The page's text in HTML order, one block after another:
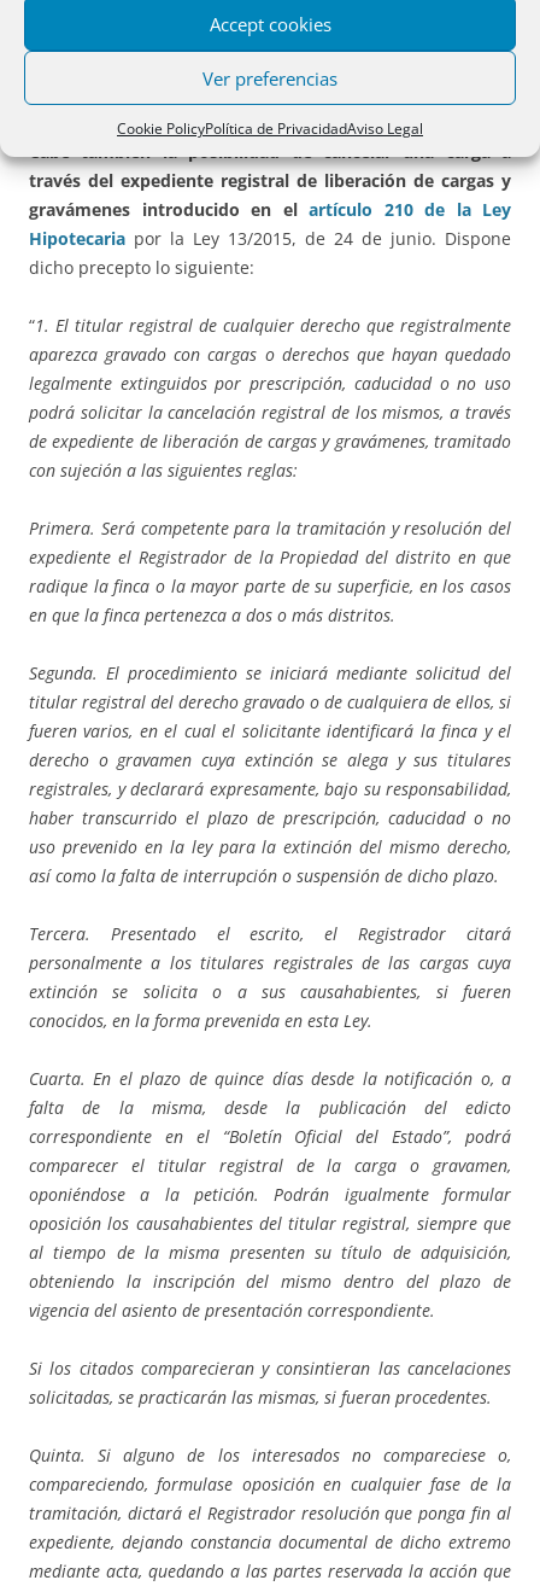
Accept cookies
Ver preferencias
Cookie PolicyPolítica de PrivacidadAviso Legal
solicitud del titular de las mismas, se convertirán en
Cabe también la posibilidad de cancelar una carga a
través del expediente registral de liberación de cargas y
gravámenes introducido en el artículo 210 de la Ley
Hipotecaria por la Ley 13/2015, de 24 de junio. Dispone
dicho precepto lo siguiente:
“1. El titular registral de cualquier derecho que registralmente
aparezca gravado con cargas o derechos que hayan quedado
legalmente extinguidos por prescripción, caducidad o no uso
podrá solicitar la cancelación registral de los mismos, a través
de expediente de liberación de cargas y gravámenes, tramitado
con sujeción a las siguientes reglas:
Primera. Será competente para la tramitación y resolución del
expediente el Registrador de la Propiedad del distrito en que
radique la finca o la mayor parte de su superficie, en los casos
en que la finca pertenezca a dos o más distritos.
Segunda. El procedimiento se iniciará mediante solicitud del
titular registral del derecho gravado o de cualquiera de ellos, si
fueren varios, en el cual el solicitante identificará la finca y el
derecho o gravamen cuya extinción se alega y sus titulares
registrales, y declarará expresamente, bajo su responsabilidad,
haber transcurrido el plazo de prescripción, caducidad o no
uso prevenido en la ley para la extinción del mismo derecho,
así como la falta de interrupción o suspensión de dicho plazo.
Tercera. Presentado el escrito, el Registrador citará
personalmente a los titulares registrales de las cargas cuya
extinción se solicita o a sus causahabientes, si fueren
conocidos, en la forma prevenida en esta Ley.
Cuarta. En el plazo de quince días desde la notificación o, a
falta de la misma, desde la publicación del edicto
correspondiente en el “Boletín Oficial del Estado”, podrá
comparecer el titular registral de la carga o gravamen,
oponiéndose a la petición. Podrán igualmente formular
oposición los causahabientes del titular registral, siempre que
al tiempo de la misma presenten su título de adquisición,
obteniendo la inscripción del mismo dentro del plazo de
vigencia del asiento de presentación correspondiente.
Si los citados comparecieran y consintieran las cancelaciones
solicitadas, se practicarán las mismas, si fueran procedentes.
Quinta. Si alguno de los interesados no compareciese o,
compareciendo, formulase oposición en cualquier fase de la
tramitación, dictará el Registrador resolución que ponga fin al
expediente, dejando constancia documental de dicho extremo
mediante acta, quedando a las partes reservada la acción que